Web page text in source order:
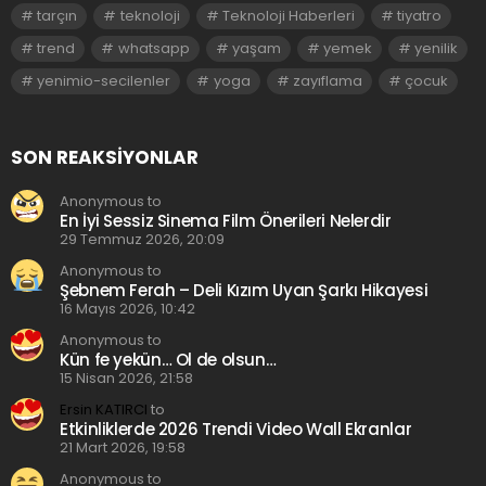
tarçın
teknoloji Teknoloji Haberleri
tiyatro
trend
whatsapp yaşam yemek
yenilik
yenimio-secilenler
yoga zayıflama çocuk
SON REAKSIYONLAR
Anonymous to
En İyi Sessiz Sinema Film Önerileri Nelerdir
29 Temmuz 2026, 20:09
Anonymous to
Şebnem Ferah – Deli Kızım Uyan Şarkı Hikayesi
16 Mayıs 2026, 10:42
Anonymous to
Kün fe yekün… Ol de olsun…
15 Nisan 2026, 21:58
Ersin KATIRCI to
Etkinliklerde 2026 Trendi Video Wall Ekranlar
21 Mart 2026, 19:58
Anonymous to